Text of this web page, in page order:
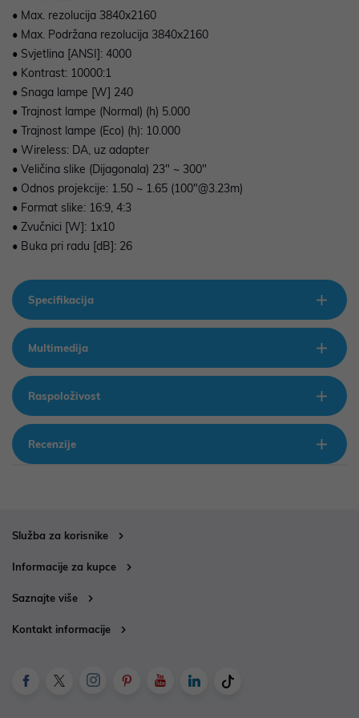
• Max. rezolucija 3840x2160
• Max. Podržana rezolucija 3840x2160
• Svjetlina [ANSI]: 4000
• Kontrast: 10000:1
• Snaga lampe [W] 240
• Trajnost lampe (Normal) (h) 5.000
• Trajnost lampe (Eco) (h): 10.000
• Wireless: DA, uz adapter
• Veličina slike (Dijagonala) 23" ~ 300"
• Odnos projekcije: 1.50 ~ 1.65 (100"@3.23m)
• Format slike: 16:9, 4:3
• Zvučnici [W]: 1x10
• Buka pri radu [dB]: 26
Specifikacija
Multimedija
Raspoloživost
Recenzije
Služba za korisnike
Informacije za kupce
Saznajte više
Kontakt informacije